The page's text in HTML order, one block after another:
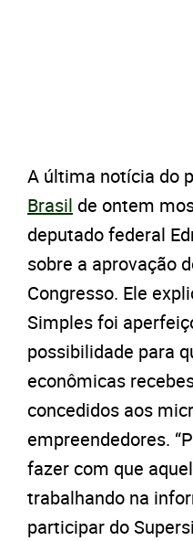
A última notícia do
Brasil de ontem
deputado federal
sobre a aprovação
Congresso. Ele
Simples foi
possibilidade para
econômicas
concedidos aos
empreendedores.
fazer com que
trabalhando na
participar do